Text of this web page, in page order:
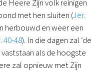
Heere Zijn volk reinigen
met hen sluiten (Jer.
herbouwd en weer een
40-48). In die dagen zal ‘de
vaststaan als de hoogste
zal opnieuw met Zijn